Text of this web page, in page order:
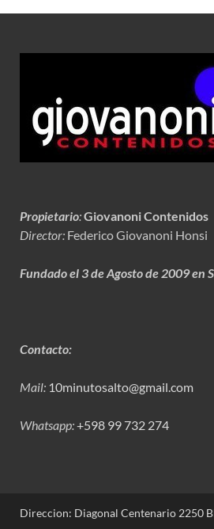
Propietario:Giovanoni Contenidos
Director: Federico Giovanoni Honsi
Fundado el 3 de Agosto de 2009 en
Contacto:
Mail: 10minutosalto@gmail.com
Whatsapp:+598 99 732 274
Direccion: Diagonal Centenario 2250